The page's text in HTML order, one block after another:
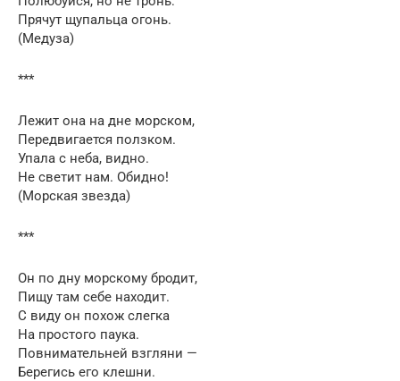
Прячут щупальца огонь.
(Медуза)
***
Лежит она на дне морском,
Передвигается ползком.
Упала с неба, видно.
Не светит нам. Обидно!
(Морская звезда)
***
Он по дну морскому бродит,
Пищу там себе находит.
С виду он похож слегка
На простого паука.
Повнимательней взгляни —
Берегись его клешни.